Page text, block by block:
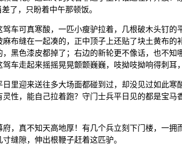
了，只盼着中午那顿饭。
车可真寒酸，一匹小瘦驴拉着，几根破木头钉的
布缝在一起凑的，正中顶子上还贴了块土黄布
黑色漆皮都掉了；右边的新轮更不像话，也不
车走起来摇摇晃晃颤颤巍巍，吱拗吱拗响得刺耳
里迎来送往多大场面都碰到过，却没见过如此
性，能自己拉着跑？守门士兵平日见的都是宝
真不知天高地厚！有几个兵立刻下门楼，一
缝隙，伸出根鞭子赶着这匹驴。